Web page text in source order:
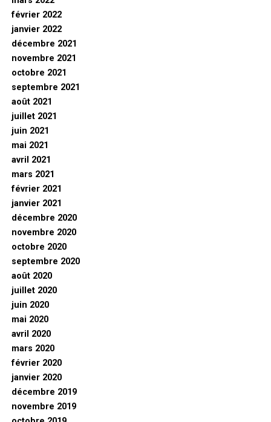
février 2022
janvier 2022
décembre 2021
novembre 2021
octobre 2021
septembre 2021
août 2021
juillet 2021
juin 2021
mai 2021
avril 2021
mars 2021
février 2021
janvier 2021
décembre 2020
novembre 2020
octobre 2020
septembre 2020
août 2020
juillet 2020
juin 2020
mai 2020
avril 2020
mars 2020
février 2020
janvier 2020
décembre 2019
novembre 2019